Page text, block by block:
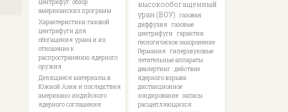
американских программ
Характеристики газовой
центрифуги для
обогащения урана и их
отношение к
распространению ядерного
оружия
Делящиеся материалы в
Южной Азии и последствия
американо-индийского
ядерного соглашения
высокообогащенный
уран (ВОУ) газовая
диффузия газовые
центрифуги гарантии
геологическое захоронение
Германия гиперзвуковые
летательные аппараты
деалертинг
действие
ядерного взрыва
дистанционное
зондирование запасы
расщепляющихся